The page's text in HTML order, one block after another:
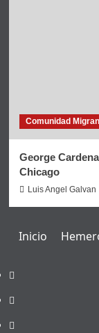
Comunidad
George
Chicago
Luis Angel Galvan
Inicio
Inicio
Hemeroteca
Privacidad